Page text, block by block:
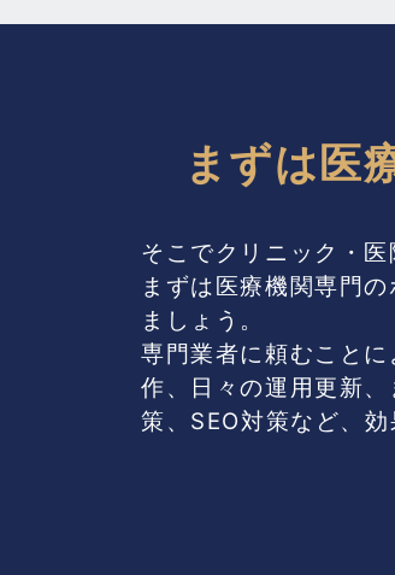
まずは医
そこでクリニック・
まずは医療機関専門
ましょう。
専門業者に頼むこと
作、日々の運用更新
策、SEO対策など、効